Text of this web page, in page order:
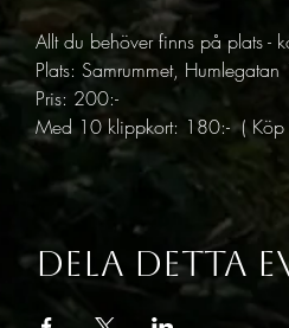
Allt du behöver finns på plats -
Plats: Samrummet,
Pris: 200:-
Med 10 klippkort: 180:-  ( Köp
Dela detta